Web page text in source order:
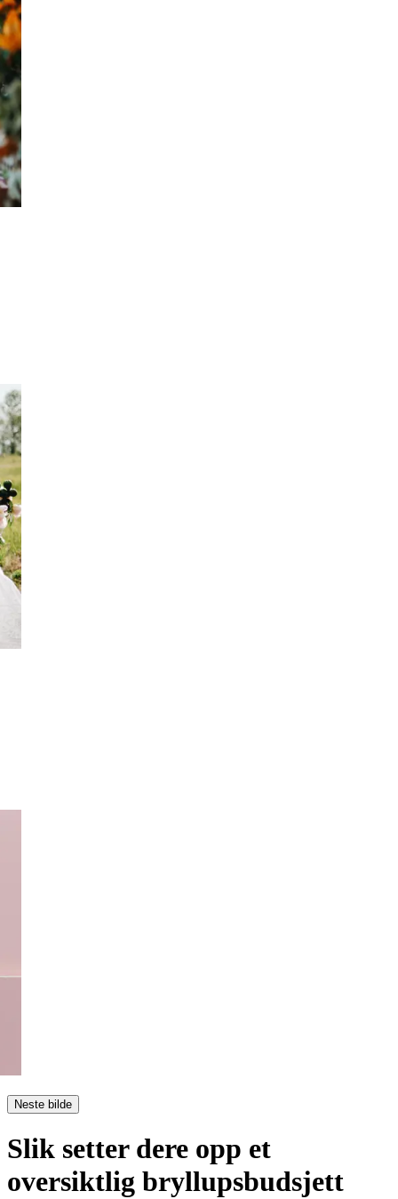
Neste bilde
Slik setter dere opp et
oversiktlig bryllupsbudsjett